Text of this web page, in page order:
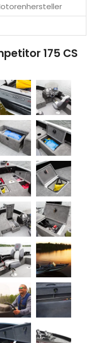
175 CS